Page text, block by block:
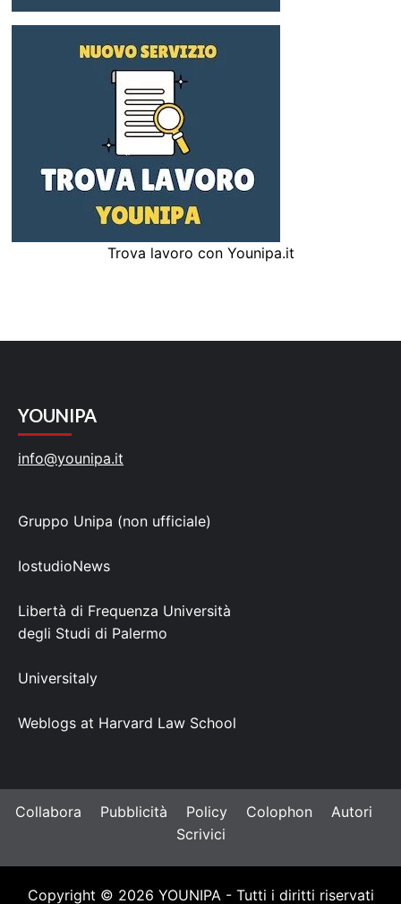
Trova lavoro con Younipa.it
YOUNIPA
info@younipa.it
Gruppo Unipa (non ufficiale)
IostudioNews
Libertà di Frequenza Università
degli Studi di Palermo
Universitaly
Weblogs at Harvard Law School
Collabora Pubblicità Policy Colophon
Autori
Scrivici
Copyright © 2026 YOUNIPA - Tutti i diritti riservati